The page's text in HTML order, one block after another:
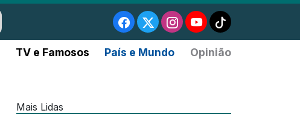
TV e Famosos País e Mundo Opinião
Mais Lidas